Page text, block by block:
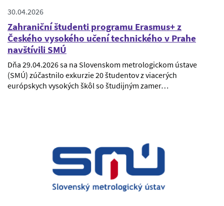
30.04.2026
Zahraniční študenti programu Erasmus+ z
Českého vysokého učení technického v Prahe
navštívili SMÚ
Dňa 29.04.2026 sa na Slovenskom metrologickom ústave
(SMÚ) zúčastnilo exkurzie 20 študentov z viacerých
európskych vysokých škôl so študijným zamer…